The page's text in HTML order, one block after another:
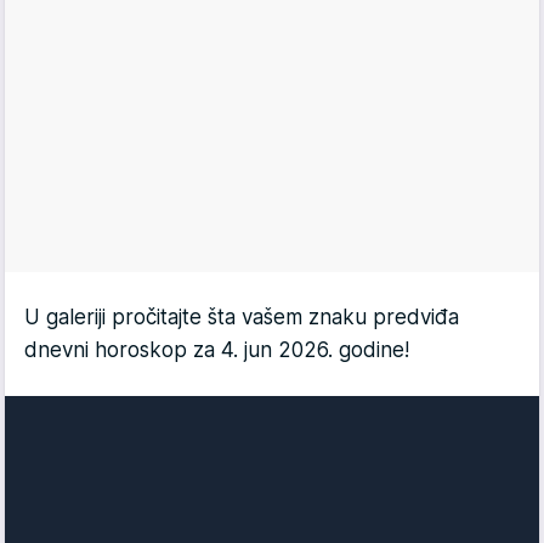
U galeriji pročitajte šta vašem znaku predviđa
dnevni horoskop za 4. jun 2026. godine!